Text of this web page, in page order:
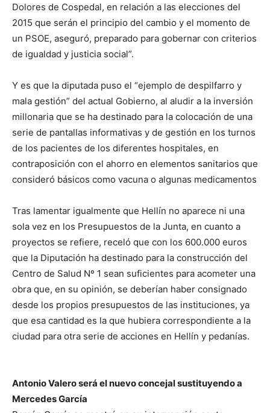
Dolores de Cospedal, en relación a las elecciones del
2015 que serán el principio del cambio y el momento de
un PSOE, aseguró, preparado para gobernar con criterios
de igualdad y justicia social”.
Y es que la diputada puso el “ejemplo de despilfarro y
mala gestión” del actual Gobierno, al aludir a la inversión
millonaria que se ha destinado para la colocación de una
serie de pantallas informativas y de gestión en los turnos
de los pacientes de los diferentes hospitales, en
contraposición con el ahorro en elementos sanitarios que
consideró básicos como vacuna o algunas medicamentos
Tras lamentar igualmente que Hellín no aparece ni una
sola vez en los Presupuestos de la Junta, en cuanto a
proyectos se refiere, receló que con los 600.000 euros
que la Diputación ha destinado para la construcción del
Centro de Salud Nº 1 sean suficientes para acometer una
obra que, en su opinión, se deberían haber consignado
desde los propios presupuestos de las instituciones, ya
que esa cantidad es la que hubiera correspondiente a la
ciudad para otra serie de acciones en Hellín y pedanías.
Antonio Valero será el nuevo concejal sustituyendo a
Mercedes García